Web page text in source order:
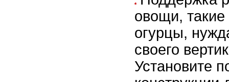
овощи,
огурцы,
своего
Установите